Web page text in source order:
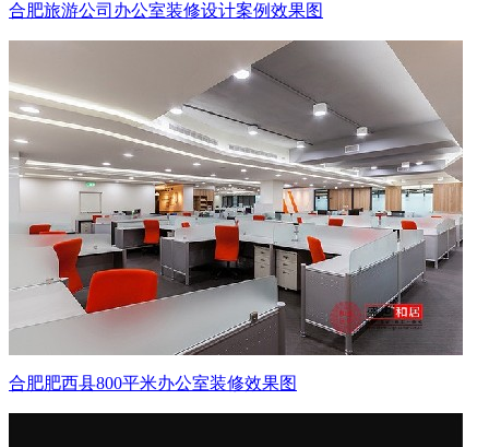
合肥旅游公司办公室装修设计案例效果图
合肥肥西县800平米办公室装修效果图